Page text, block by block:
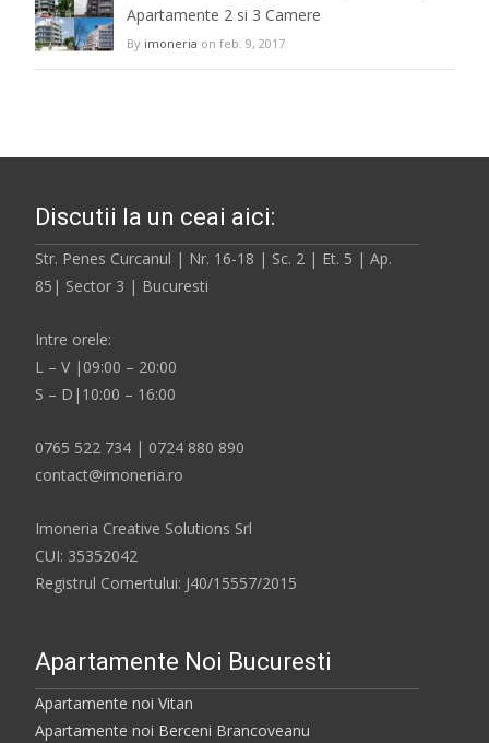
Apartamente 2 si 3 Camere
By imoneria on feb. 9, 2017
Discutii la un ceai aici:
Str. Penes Curcanul | Nr. 16-18 | Sc. 2 | Et. 5 | Ap.
85| Sector 3 | Bucuresti
Intre orele:
L – V |09:00 – 20:00
S – D|10:00 – 16:00
0765 522 734 | 0724 880 890
contact@imoneria.ro
Imoneria Creative Solutions Srl
CUI: 35352042
Registrul Comertului: J40/15557/2015
Apartamente Noi Bucuresti
Apartamente noi Vitan
Apartamente noi Berceni Brancoveanu